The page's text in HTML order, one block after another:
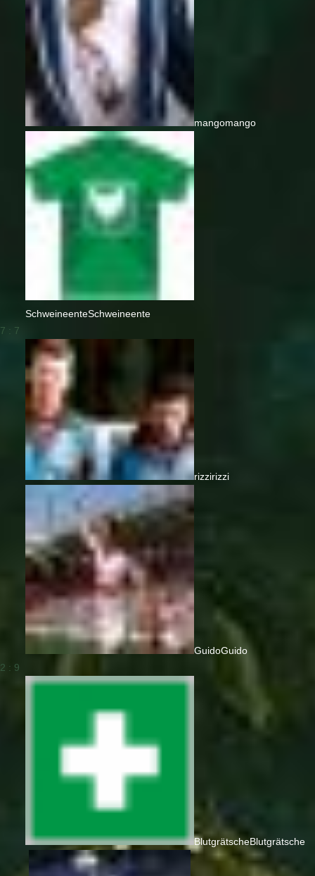
mangomango
SchweineenteSchweineente
7 : 7
rizzirizzi
GuidoGuido
2 : 9
BlutgrätscheBlutgrätsche